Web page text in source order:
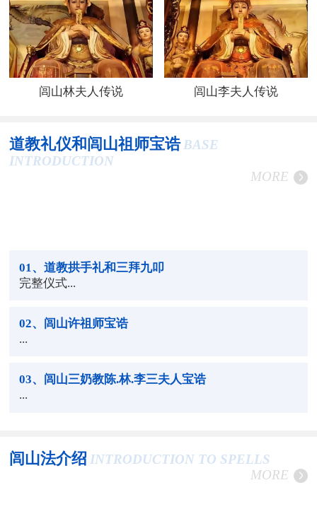
闾山林夫人传说 闾山李夫人传说
道教礼仪和闾山祖师宝诰 BASE
INTRODUCTION
MORE
01 、道教拱手礼和三拜九叩
完整仪式...
02、闾山许祖师宝诰
...
03、闾山三奶教陈.林.李三夫人宝诰
...
闾山法介绍 INTRODUCTION TO SPELLS
MORE